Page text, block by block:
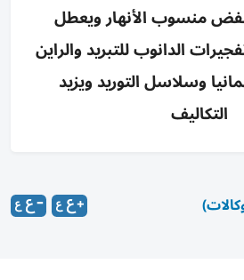
منسوب الأنهار ويعطل
الدانوب للتبريد والراين
وسلاسل التوريد ويزيد
التكاليف